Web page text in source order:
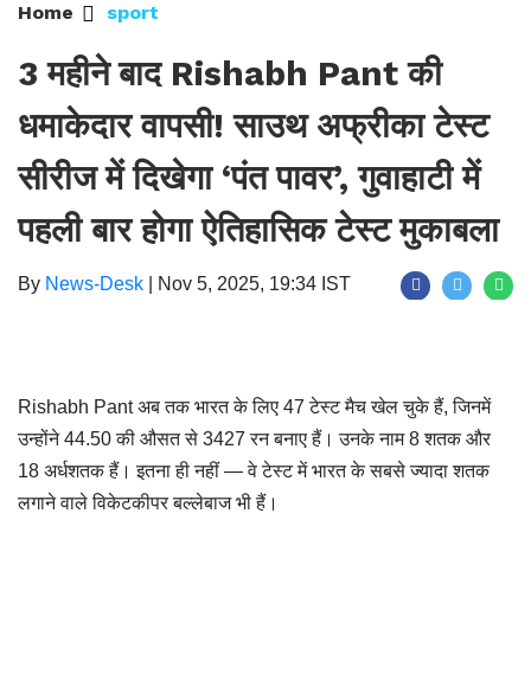
Home sport
3 महीने बाद Rishabh Pant की
धमाकेदार वापसी! साउथ अफ्रीका टेस्ट
सीरीज में दिखेगा ‘पंत पावर’, गुवाहाटी में
पहली बार होगा ऐतिहासिक टेस्ट मुकाबला
By News-Desk Nov 5, 2025, 19:34 IST
Rishabh Pant अब तक भारत के लिए 47 टेस्ट मैच खेल चुके हैं, जिनमें
उन्होंने 44.50 की औसत से 3427 रन बनाए हैं। उनके नाम 8 शतक और
18 अर्धशतक हैं। इतना ही नहीं — वे टेस्ट में भारत के सबसे ज्यादा शतक
लगाने वाले विकेटकीपर बल्लेबाज भी हैं।